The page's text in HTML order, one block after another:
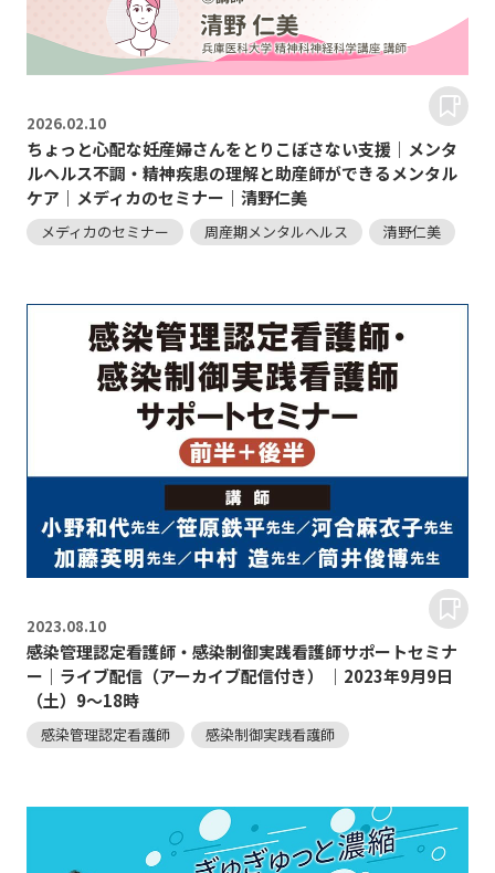
2026.02.10
ちょっと心配な妊産婦さんをとりこぼさない支援｜メンタ
ルヘルス不調・精神疾患の理解と助産師ができるメンタル
ケア｜メディカのセミナー｜清野仁美
メディカのセミナー 周産期メンタルヘルス 清野仁美
2023.08.10
感染管理認定看護師・感染制御実践看護師サポートセミナ
ー｜ライブ配信（アーカイブ配信付き） ｜2023年9月9日
（土）9～18時
感染管理認定看護師 感染制御実践看護師